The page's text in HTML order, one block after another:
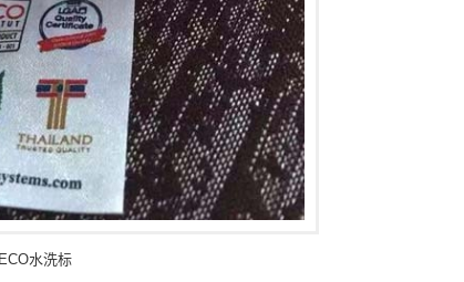
ECO水洗标